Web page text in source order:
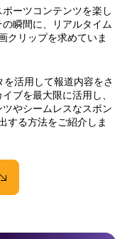
ーツコンテンツを楽し
瞬間に、リアルタイム
クリップを求めていま
活用して報道内容をさ
ブを最大限に活用し、
やシームレスなスポン
する方法をご紹介しま